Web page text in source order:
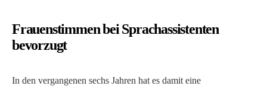
Frauenstimmen bei Sprachassistenten
bevorzugt
In den vergangenen sechs Jahren hat es damit eine